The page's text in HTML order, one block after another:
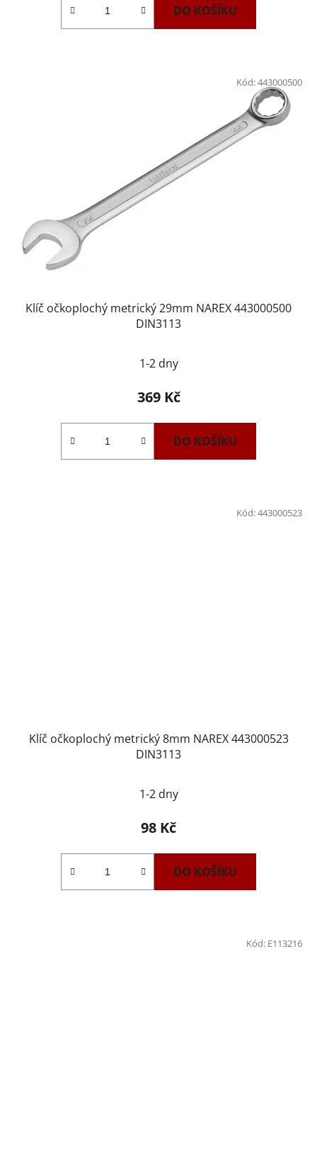
DO KOŠÍKU
Klíč očkoplochý metrický 29mm NAREX 443000500
DIN3113
1-2 dny
369 Kč
DO KOŠÍKU
Kód:443000500
Klíč očkoplochý metrický 8mm NAREX 443000523
DIN3113
1-2 dny
98 Kč
DO KOŠÍKU
Kód:443000523
Kód: E113216